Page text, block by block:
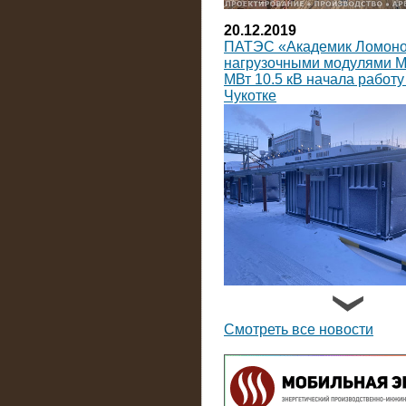
20.12.2019
ПАТЭС «Академик
нагрузочными модулями
МВт 10.5 кВ начала
Чукотке
На Коломенский завод
нагрузочных модулей
тока мощностью по 3600
Смотреть все новости